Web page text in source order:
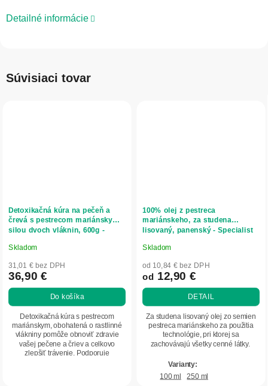
Detailné informácie
Súvisiaci tovar
Detoxikačná kúra na pečeň a
črevá s pestrecom mariánskym a
silou dvoch vláknin, 600g -
Priemerné
hodnotenie
produktu
je
5
hviezdičiek.
Skladom
31,01 € bez DPH
36,90 €
Do košíka
Detoxikačná kúra s pestrecom
mariánskym, obohatená o rastlinné
vlákniny pomôže obnoviť zdravie
vašej pečene a čriev a celkovo
zlepšiť trávenie. Podporuje
100% olej z pestreca
mariánskeho, za studena
lisovaný, panenský - Specialist
Priemerné
hodnotenie
produktu
je
z
hviezdičiek.
Skladom
od 10,84 € bez DPH
od 12,90 €
DETAIL
Za studena lisovaný olej zo semien
pestreca mariánskeho za použitia
technológie, pri ktorej sa
zachovávajú všetky cenné látky.
100 ml 250 ml